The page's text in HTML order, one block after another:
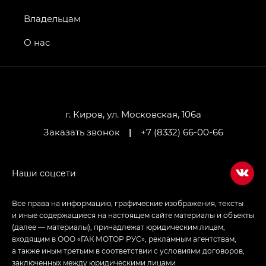
GT, Джи Эль — GL
GS4 — Джи Эс 4 (GS4) в комплектациях Джи Би
привод — GB AWD, Джи Эль Полный привод —
Джи Ти — GT, Джи Икс — GX,
LOUNGE
Джи Эс — GS, Джи Эль с элементы экстерьера
г. Киров, ул. Московская, 106а
Заказать звонок
| +7 (8332) 66-00-66
Владельцам
О нас
Все права на информацию, графические изображения, тексты
и иные содержащиеся на настоящем сайте материалы и объекты
(далее — материалы), принадлежат юридическим лицам,
входящим в ООО «ГАК МОТОР РУС», рекламным агентствам,
а также иным третьим в соответствии с условиями договоров,
заключенных между юридическими лицами